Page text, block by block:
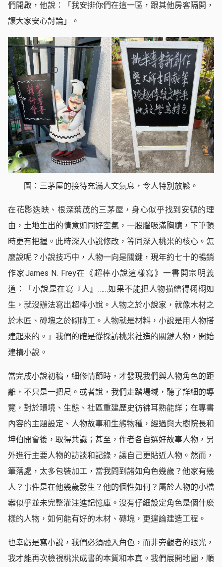
們開啟，他說：「我安排你們在這一區，跟其他房客隔開，
讓大家安心討論」。
圖：三茅屋的接待充滿人文氣息，令人特別放鬆。
在花影迭映、根深葉茂的三茅屋，身心似乎找到安頓的理
由，土地生出的情意如同好空氣，一股腦吸滿胸臆，下筆頓
時更有把握。此時深入小說修改，等同深入桃米的核心。怎
麼說呢？小說技巧中，人物一向是關鍵，現年約七十的暢銷
作家James N. Frey在《超棒小說這樣寫》一書開宗明義
道：「小說是在寫『人』……如果不能把人物描繪得栩栩如
生，就沒辦法寫出超棒小說。人物之於小說家，就像木材之
於木匠、磚塊之於砌磚工。人物就是材料，小說是用人物搭
建起來的。」我們的確是從採訪桃米社造的關鍵人物，開始
建構小說。
當完成小說初稿，細修情節時，才發現我們與人物角色的距
離，不只是一把尺。或者說，我們走踏場域，聽了詳細的導
覽，對於環境、生態、社區重建歷史彷彿耳熟能詳；在專書
內容的主題設定、人物故事和生態物種，經過與大樹院長和
坤伯開會後，取得共識；甚至，作者各自選好故事人物，另
外進行主要人物的訪談和記錄，讓自己更貼近人物。然而，
筆落處，太多包裝加工，當我問到諸如角色幾歲？他家有幾
人？事件是在他幾歲發生？他的個性如何？屬於人物的小檔
案似乎並未完整灌注進記憶庫。沒有仔細設定角色是個什麽
樣的人物，如何能有好的木材、磚塊，更遑論建造工程。
也幸虧是寫小說，我們必須融入角色，而非旁觀者的眼光，
我才能再次檢視桃米成書的本質和本真。我們展開地圖，順